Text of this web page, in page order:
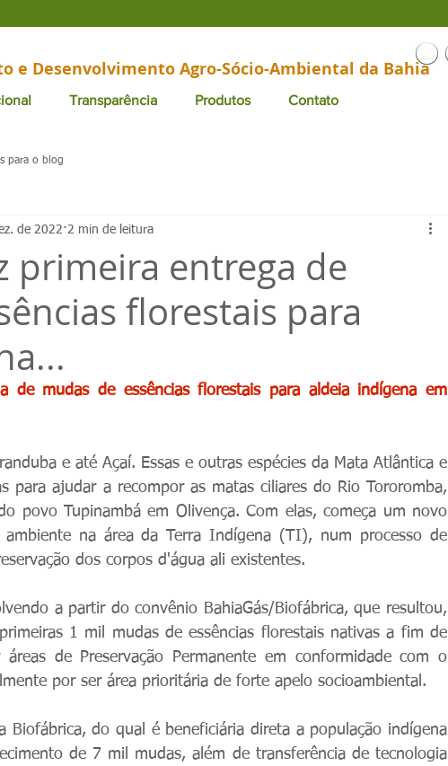
e Desenvolvimento Agro-Sócio-Ambiental da Bahia
Transparência Produtos Contato
para o blog
primeira entrega de
florestais para
de 2022 2 min de leitura
de mudas de essências florestais para aldeia indígena em
e até Açaí. Essas e outras espécies da Mata Atlântica e
para ajudar a recompor as matas ciliares do Rio Tororomba,
povo Tupinambá em Olivença. Com elas, começa um novo
na área da Terra Indígena (TI), num processo de
dos corpos d'água ali existentes.
a partir do convênio BahiaGás/Biofábrica, que resultou,
1 mil mudas de essências florestais nativas a fim de
de Preservação Permanente em conformidade com o
por ser área prioritária de forte apelo socioambiental.
Biofábrica, do qual é beneficiária direta a população indígena
de 7 mil mudas, além de transferência de tecnologia